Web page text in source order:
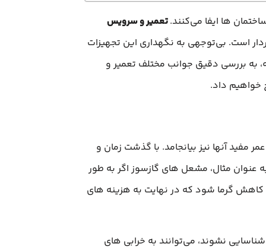
ها ایفا می‌کنند.تعمیر و سرویس
است. بی‌توجهی به نگهداری این تجهیزات
به بررسی دقیق جوانب مختلف تعمیر و
داد.
آنها نیز بیانجامد. با گذشت زمان و
عنوان مثال، مشعل‌ های گازسوز اگر به طور
گرما شود که در نهایت به هزینه های
نشوند، می‌توانند به خرابی‌ های